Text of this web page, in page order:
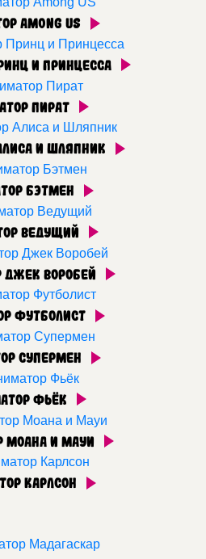
Among US
и Принцесса
Пират
и Шляпник
Бэтмен
Ведущий
Джек Воробей
Футболист
Супермен
Фьёк
Моана и Мауи
Карлсон